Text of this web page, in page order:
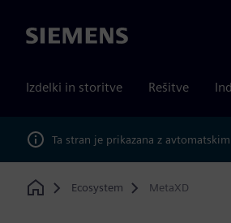
Siemens
Izdelki in storitve Rešitve
Ta stran je prikazana z
Home
Ecosystem MetaXD